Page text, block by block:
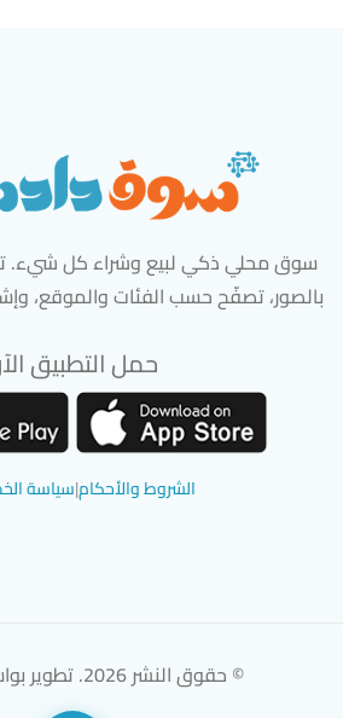
سوق محلي ذكي لبيع وشراء كل شيء.
بالصور، تصفّح حسب الفئات والموقع،
حمل التطبيق
الشروط والأحكام|سياسة
© حقوق النشر 2026. تطوير بواسطة